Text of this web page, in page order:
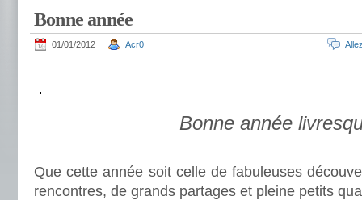
Bonne année
01/01/2012 Acr0
Bonne année
Que cette année soit celle de fabuleuses
rencontres, de grands partages et pleine petits